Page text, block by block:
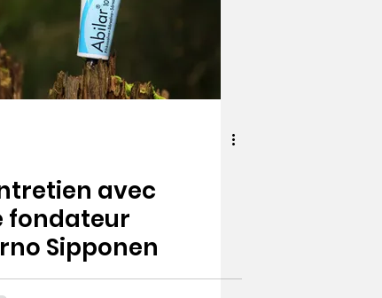
avec
fondateur
Sipponen